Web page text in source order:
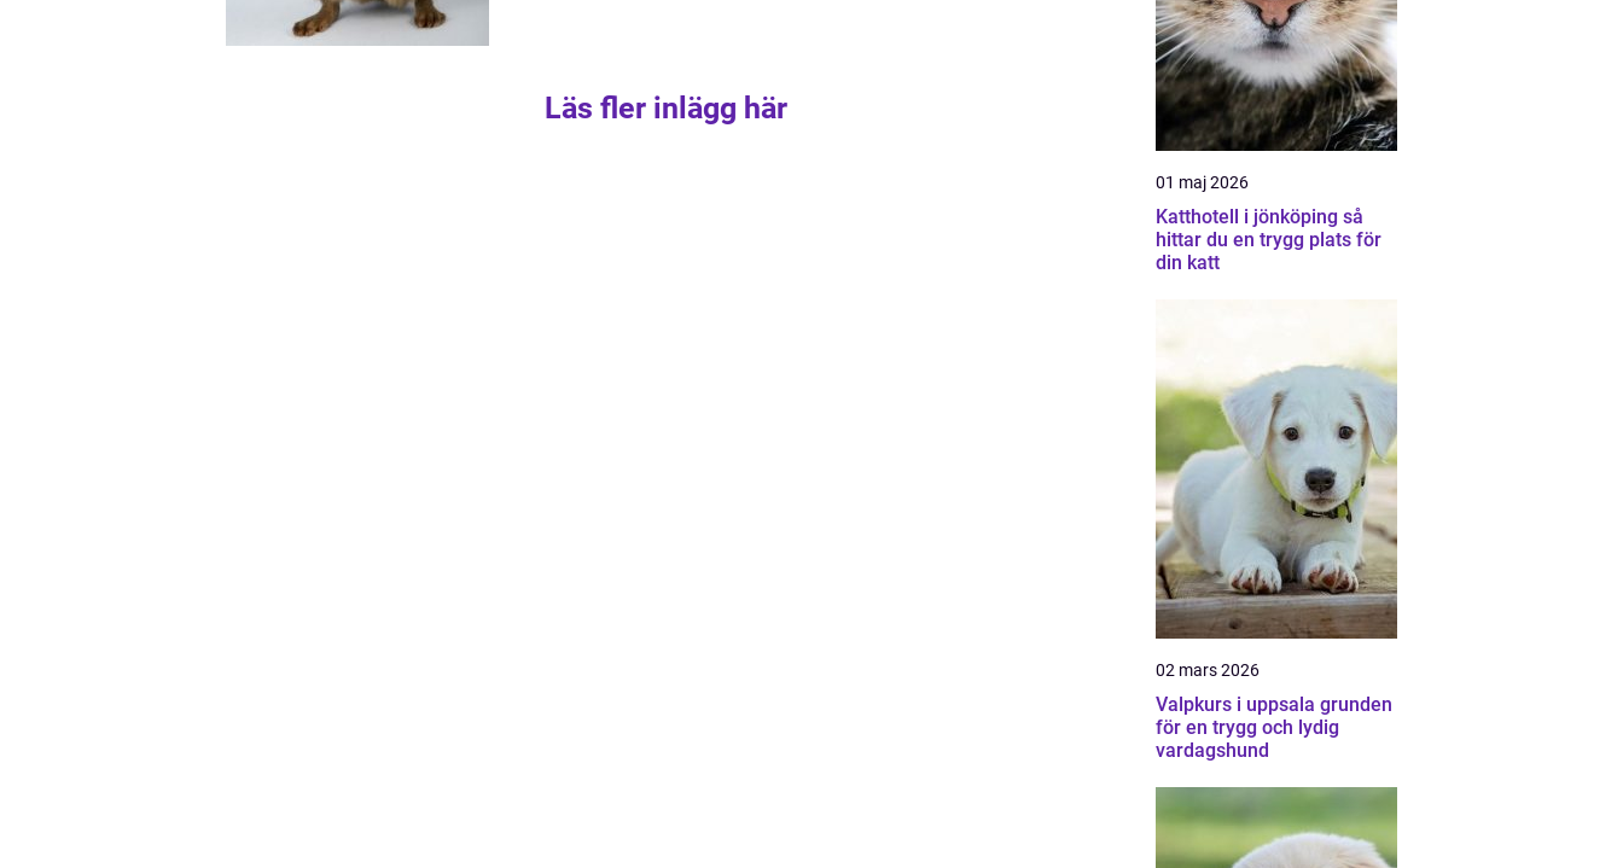
Läs fler inlägg här
01 maj 2026
Katthotell i jönköping så
hittar du en trygg plats för
din katt
02 mars 2026
Valpkurs i uppsala grunden
för en trygg och lydig
vardagshund